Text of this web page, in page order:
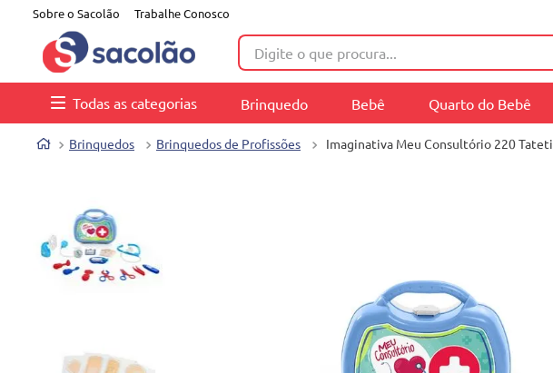
Sobre o Sacolão Trabalhe Conosco
Digite o que procura...
Todas as categorias Brinquedo Bebê Quarto do Bebê
Brinquedos Brinquedos de Profissões Imaginativa Meu Consultório 220 Tateti